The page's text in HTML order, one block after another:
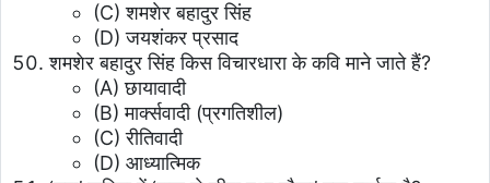
(C) शमशेर बहादुर सिंह
(D) जयशंकर प्रसाद
शमशेर बहादुर सिंह किस विचारधारा के कवि माने जाते हैं?
(A) छायावादी
(B) मार्क्सवादी (प्रगतिशील)
(C) रीतिवादी
(D) आध्यात्मिक